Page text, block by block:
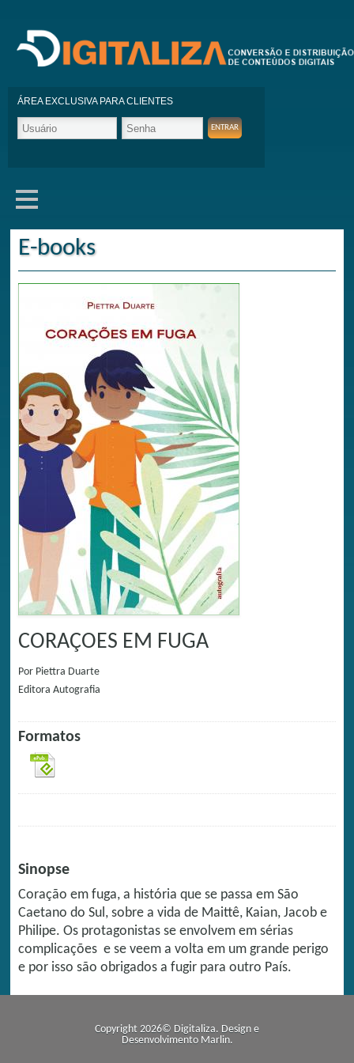
ÁREA EXCLUSIVA PARA CLIENTES
E-books
CORAÇOES EM FUGA
Por Piettra Duarte
Editora Autografia
Formatos
Sinopse
Coração em fuga, a história que se passa em São
Caetano do Sul, sobre a vida de Maittê, Kaian, Jacob e
Philipe. Os protagonistas se envolvem em sérias
complicações e se veem a volta em um grande perigo
e por isso são obrigados a fugir para outro País.
Copyright 2026© Digitaliza. Design e
Desenvolvimento Marlin.